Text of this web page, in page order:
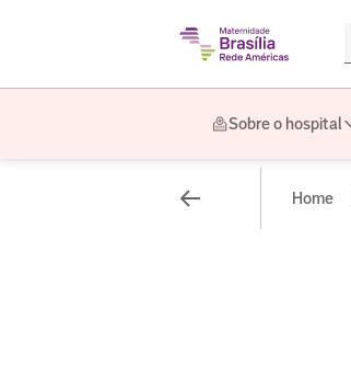
Sobre o hospital
Home